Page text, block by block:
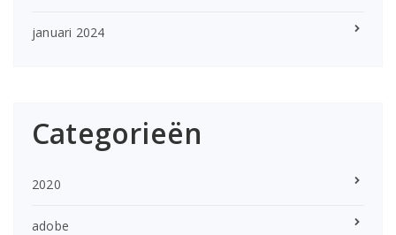
januari 2024
Categorieën
2020
adobe